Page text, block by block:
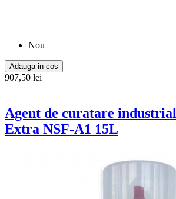
Nou
Adauga in cos
907,50 lei
Agent de curatare
Extra NSF-A1 15L